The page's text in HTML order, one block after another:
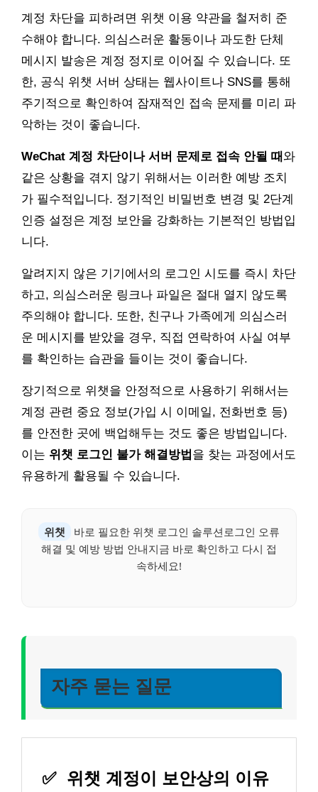
계정 차단을 피하려면 위챗 이용 약관을 철저히 준
수해야 합니다. 의심스러운 활동이나 과도한 단체
메시지 발송은 계정 정지로 이어질 수 있습니다. 또
한, 공식 위챗 서버 상태는 웹사이트나 SNS를 통해
주기적으로 확인하여 잠재적인 접속 문제를 미리 파
악하는 것이 좋습니다.
WeChat 계정 차단이나 서버 문제로 접속 안될 때 와
같은 상황을 겪지 않기 위해서는 이러한 예방 조치
가 필수적입니다. 정기적인 비밀번호 변경 및 2단계
인증 설정은 계정 보안을 강화하는 기본적인 방법입
니다.
알려지지 않은 기기에서의 로그인 시도를 즉시 차단
하고, 의심스러운 링크나 파일은 절대 열지 않도록
주의해야 합니다. 또한, 친구나 가족에게 의심스러
운 메시지를 받았을 경우, 직접 연락하여 사실 여부
를 확인하는 습관을 들이는 것이 좋습니다.
장기적으로 위챗을 안정적으로 사용하기 위해서는
계정 관련 중요 정보(가입 시 이메일, 전화번호 등)
를 안전한 곳에 백업해두는 것도 좋은 방법입니다.
이는 위챗 로그인 불가 해결방법 을 찾는 과정에서도
유용하게 활용될 수 있습니다.
위챗
바로 필요한 위챗 로그인 솔루션로그인 오류
해결 및 예방 방법 안내지금 바로 확인하고 다시 접
속하세요!
자주 묻는 질문
✅ 위챗 계정이 보안상의 이유